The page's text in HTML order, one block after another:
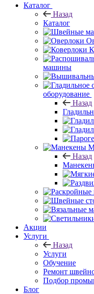
Каталог
Назад
Каталог
машины
оборудование
Назад
Назад
Акции
Услуги
Назад
Услуги
Обучение
Ремонт
Подбор
Блог